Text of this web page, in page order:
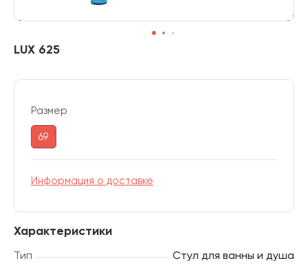
LUX 625
Характеристики
Тип
Стул для ванны и душа
Размер
69
Информация о доставке